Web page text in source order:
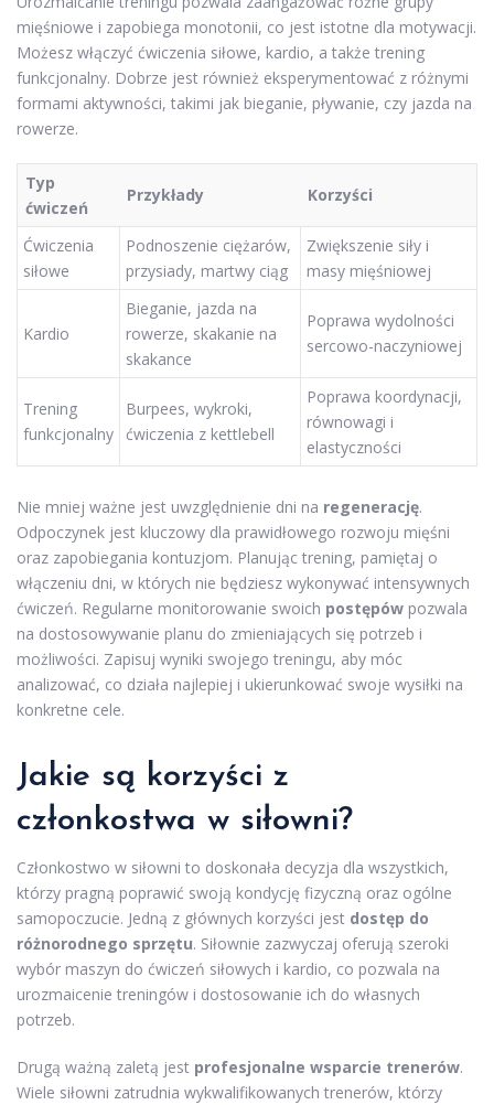
mięśniowe i zapobiega monotonii, co jest istotne dla motywacji.
Możesz włączyć ćwiczenia siłowe, kardio, a także trening
funkcjonalny. Dobrze jest również eksperymentować z różnymi
formami aktywności, takimi jak bieganie, pływanie, czy jazda na
rowerze.
Typ
ćwiczeń
Przykłady Korzyści
Ćwiczenia
siłowe
Podnoszenie ciężarów,
przysiady, martwy ciąg
Zwiększenie siły i
masy mięśniowej
Kardio
Bieganie, jazda na
rowerze, skakanie na
skakance
Poprawa wydolności
sercowo-naczyniowej
Trening
funkcjonalny
Burpees, wykroki,
ćwiczenia z kettlebell
Poprawa koordynacji,
równowagi i
elastyczności
Nie mniej ważne jest uwzględnienie dni na regenerację.
Odpoczynek jest kluczowy dla prawidłowego rozwoju mięśni
oraz zapobiegania kontuzjom. Planując trening, pamiętaj o
włączeniu dni, w których nie będziesz wykonywać intensywnych
ćwiczeń. Regularne monitorowanie swoich postępów pozwala
na dostosowywanie planu do zmieniających się potrzeb i
możliwości. Zapisuj wyniki swojego treningu, aby móc
analizować, co działa najlepiej i ukierunkować swoje wysiłki na
konkretne cele.
Jakie są korzyści z
członkostwa w siłowni?
Członkostwo w siłowni to doskonała decyzja dla wszystkich,
którzy pragną poprawić swoją kondycję fizyczną oraz ogólne
samopoczucie. Jedną z głównych korzyści jest dostęp do
różnorodnego sprzętu. Siłownie zazwyczaj oferują szeroki
wybór maszyn do ćwiczeń siłowych i kardio, co pozwala na
urozmaicenie treningów i dostosowanie ich do własnych
potrzeb.
Drugą ważną zaletą jest profesjonalne wsparcie trenerów.
Wiele siłowni zatrudnia wykwalifikowanych trenerów, którzy